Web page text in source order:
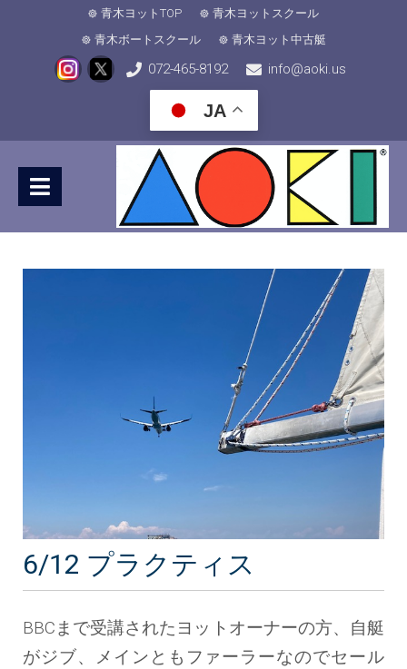
青木ヨットTOP
青木ヨットスクール
青木ボートスクール
青木ヨット中古艇
072-465-8192 info@aoki.us
JA
6/12 プラクティス
BBCまで受講されたヨットオーナーの方、自艇
がジブ、メインともファーラーなのでセール